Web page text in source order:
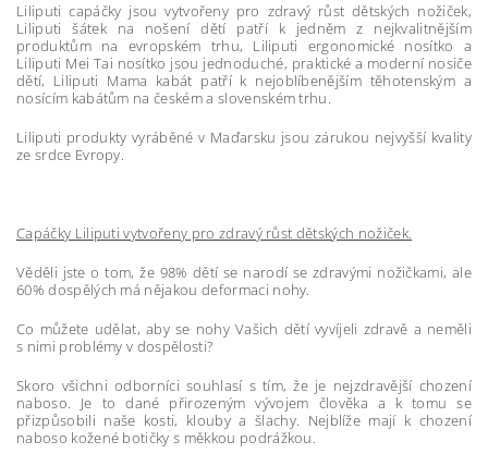
Liliputi capáčky jsou vytvořeny pro zdravý růst dětských nožiček,
Liliputi šátek na nošení dětí patří k jedněm z nejkvalitnějším
produktům na evropském trhu, Liliputi ergonomické nosítko a
Liliputi Mei Tai nosítko jsou jednoduché, praktické a moderní nosiče
dětí, Liliputi Mama kabát patří k nejoblíbenějším těhotenským a
nosícím kabátům na českém a slovenském trhu.
Liliputi produkty vyráběné v Maďarsku jsou zárukou nejvyšší kvality
ze srdce Evropy.
Capáčky Liliputi vytvořeny pro zdravý růst dětských nožiček.
Věděli jste o tom, že 98% dětí se narodí se zdravými nožičkami, ale
60% dospělých má nějakou deformaci nohy.
Co můžete udělat, aby se nohy Vašich dětí vyvíjeli zdravě a neměli
s nimi problémy v dospělosti?
Skoro všichni odborníci souhlasí s tím, že je nejzdravější chození
naboso. Je to dané přirozeným vývojem člověka a k tomu se
přizpůsobili naše kosti, klouby a šlachy. Nejblíže mají k chození
naboso kožené botičky s měkkou podrážkou.